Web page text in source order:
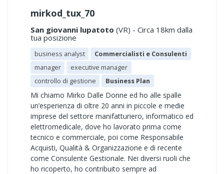
mirkod_tux_70
San giovanni lupatoto (VR) - Circa 18km dalla
tua posizione
business analyst
Commercialisti e Consulenti
manager
executive manager
controllo di gestione
Business Plan
Mi chiamo Mirko Dalle Donne ed ho alle spalle
un’esperienza di oltre 20 anni in piccole e medie
imprese del settore manifatturiero, informatico ed
elettromedicale, dove ho lavorato prima come
tecnico e commerciale, poi come Responsabile
Acquisti, Qualità & Organizzazione e di recente
come Consulente Gestionale. Nei diversi ruoli che
ho ricoperto, ho contribuito sempre ad